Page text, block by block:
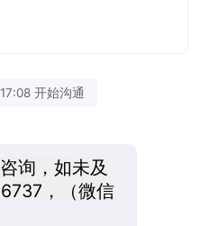
开始沟通
询，如未及
，（微信